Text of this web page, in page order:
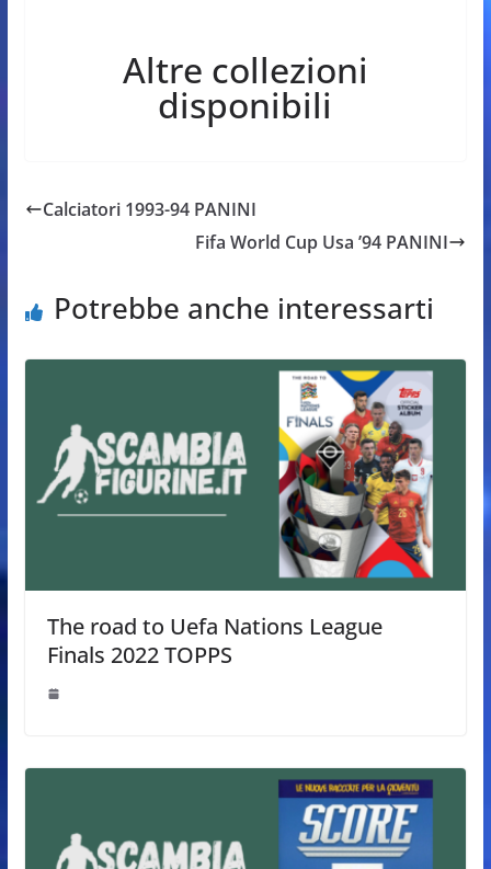
Altre collezioni
disponibili
Calciatori 1993-94 PANINI
Fifa World Cup Usa ’94 PANINI
Potrebbe anche interessarti
The road to Uefa Nations League
Finals 2022 TOPPS